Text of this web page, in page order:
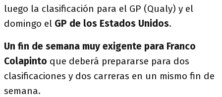
luego la clasificación para el GP (Qualy) y el
domingo el GP de los Estados Unidos.
Un fin de semana muy exigente para Franco
Colapinto que deberá prepararse para dos
clasificaciones y dos carreras en un mismo fin de
semana.